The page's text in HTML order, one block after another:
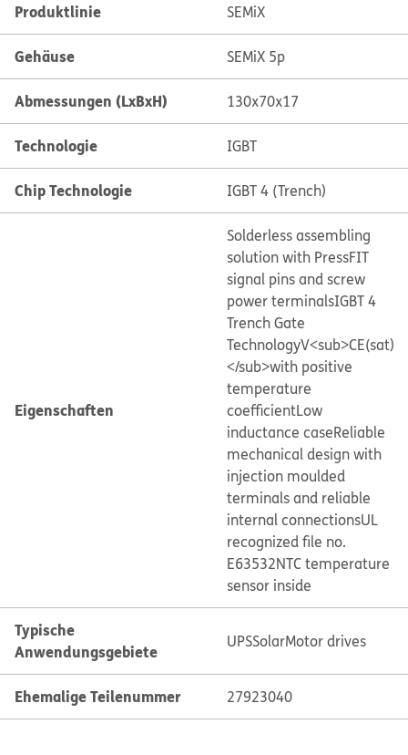
Produktlinie SEMiX
Gehäuse SEMiX 5p
Abmessungen (LxBxH) 130x70x17
Technologie IGBT
Chip Technologie IGBT 4 (Trench)
Eigenschaften
Solderless assembling
solution with PressFIT
signal pins and screw
power terminalsIGBT 4
Trench Gate
TechnologyV<sub>CE(sat)
</sub>with positive
temperature
coefficientLow
inductance caseReliable
mechanical design with
injection moulded
terminals and reliable
internal connectionsUL
recognized file no.
E63532NTC temperature
sensor inside
Typische
Anwendungsgebiete
UPSSolarMotor drives
Ehemalige Teilenummer 27923040